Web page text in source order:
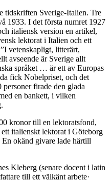
tidskriften Sverige-Italien. Tre
1933. I det första numret 1927
italiensk version en artikel,
lektorat i Italien och ett
vetenskapligt, litterärt,
avseende är Sverige allt
språket … är ett av Europas
fick Nobelpriset, och det
firade den glada
en bankett, i vilken
kronor till en lektoratsfond,
italienskt lektorat i Göteborg
okänd givare lade härtill
Kleberg (senare docent i latin
till ett välkänt arbete·